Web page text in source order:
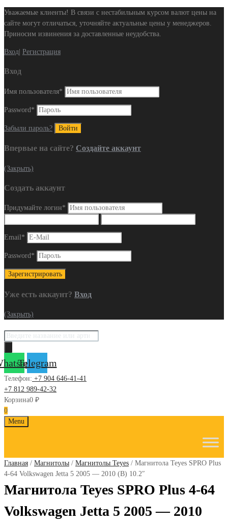
Уважаемые клиенты! В связи с нестабильным курсом валют цены на
сайте могут отличаться, уточняйте актуальные цены у менеджеров.
Приносим извинения за доставленные неудобства.
Вход Регистрация
Вход
Имя пользователя*
Password *
Забыли пароль?
Впервые на сайте? Создайте аккаунт
(Закрыть)
Создать аккаунт
Придумайте логин*
Email*
Password*
Уже есть аккаунт? Вход
(Закрыть)
Поиск
Telegram
Телефон: +7 904 646-41-41
+7 812 989-42-32
Корзина0 ₽
0
Skip
Menu
Главная / Магнитолы / Магнитолы Teyes / Магнитола Teyes SPRO Plus
4-64 Volkswagen Jetta 5 2005 — 2010 (B) 10.2″
Магнитола Teyes SPRO Plus 4-64
Volkswagen Jetta 5 2005 — 2010